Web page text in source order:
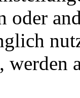
oder
werden